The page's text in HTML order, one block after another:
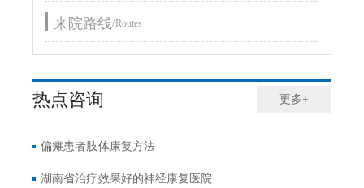
来院路线/Routes
热点咨询 更多+
偏瘫患者肢体康复方法
湖南省治疗效果好的神经康复医院